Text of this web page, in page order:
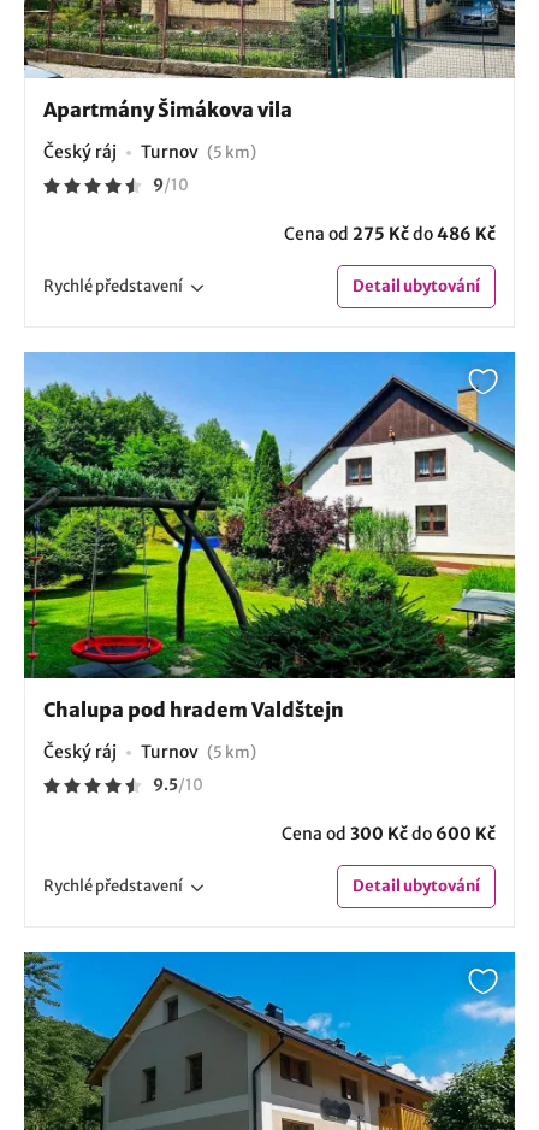
Apartmány Šimákova vila
Český ráj Turnov (5 km)
9/10
Cena od 275 Kčdo486 Kč
Rychlépředstavení Detailubytování
Chalupa pod hradem Valdštejn
Český ráj Turnov (5 km)
9.5/10
Cena od 300 Kčdo 600 Kč
Rychlépředstavení Detailubytování